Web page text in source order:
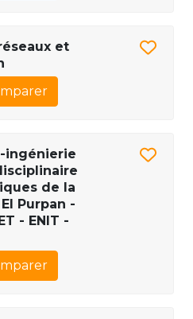
et
ingénierie
de la
Purpan -
- ENIT -